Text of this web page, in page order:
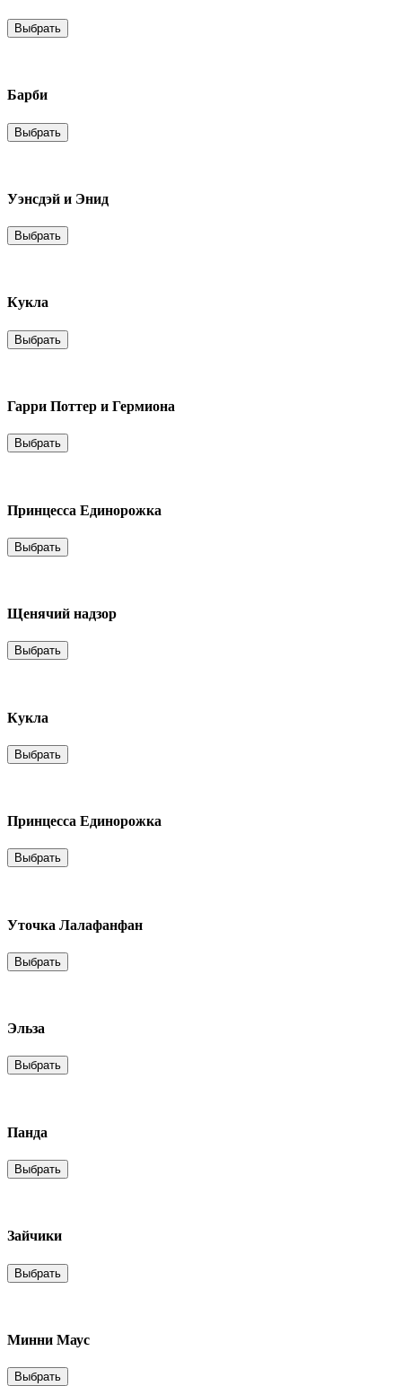
Выбрать
Барби
Выбрать
Уэнсдэй и Энид
Выбрать
Кукла
Выбрать
Гарри Поттер и Гермиона
Выбрать
Принцесса Единорожка
Выбрать
Щенячий надзор
Выбрать
Кукла
Выбрать
Принцесса Единорожка
Выбрать
Уточка Лалафанфан
Выбрать
Эльза
Выбрать
Панда
Выбрать
Зайчики
Выбрать
Минни Маус
Выбрать